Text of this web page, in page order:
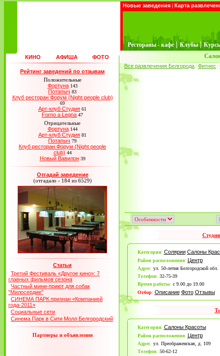
Новые заведения | Карта
Рестораны - кафе | Клубы |
КИНО АФИША ФОТО
Рейтинг заведений по отзывам
Положительные
Фортуна 143
Потапыч 83
Клуб ресторан Форум (Night people club)
69
Арт-клуб Студия 61
Forno a Legna 47
Отрицательные
Фортуна 144
Арт-клуб Студия 81
Потапыч 79
Клуб ресторан Форум (Night people
club) 44
Новый Вавилон 39
Отгадай заведение
(отгадало - 184 из 6529)
Статьи
Третий Фестиваль «Другое кино»: 7
главных фильмов сезона
Частный мини-приют для собак
"Милосердие"
СИНЕМА ПАРК признан «Компанией
года-2011»
Социальные сети
Синема Парк в Сити Молл Белгородский
Партнеры и объявления
Все развлечения Белгорода / Фитнес /
Категория: Солярии Салоны
Район расположения: Центр
Адрес: ул. 50-летия Белгородской обл.
Телефон: 32-75-39
Время работы: с 9.00 до 19.00
Отбор: Описание Фото Отзывы
Категория: Салоны Красоты
Район расположения: Центр
Адрес: ул. Преображенская, д. 109
Телефон: 50-62-12